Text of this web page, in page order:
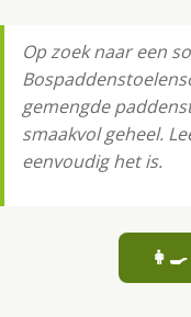
Op zoek naar een
gemengde
smaakvol geheel.
eenvoudig het is.